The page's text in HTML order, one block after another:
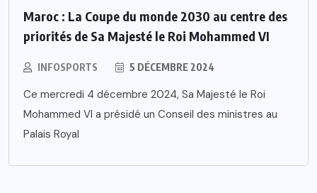
Maroc : La Coupe du monde 2030 au centre des
priorités de Sa Majesté le Roi Mohammed VI
INFOSPORTS 5 DÉCEMBRE 2024
Ce mercredi 4 décembre 2024, Sa Majesté le Roi
Mohammed VI a présidé un Conseil des ministres au
Palais Royal